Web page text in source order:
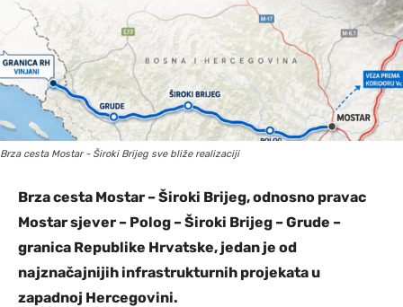
Brza cesta Mostar - Široki Brijeg sve bliže realizaciji
Brza cesta Mostar – Široki Brijeg, odnosno pravac
Mostar sjever – Polog – Široki Brijeg – Grude –
granica Republike Hrvatske, jedan je od
najznačajnijih infrastrukturnih projekata u
zapadnoj Hercegovini.